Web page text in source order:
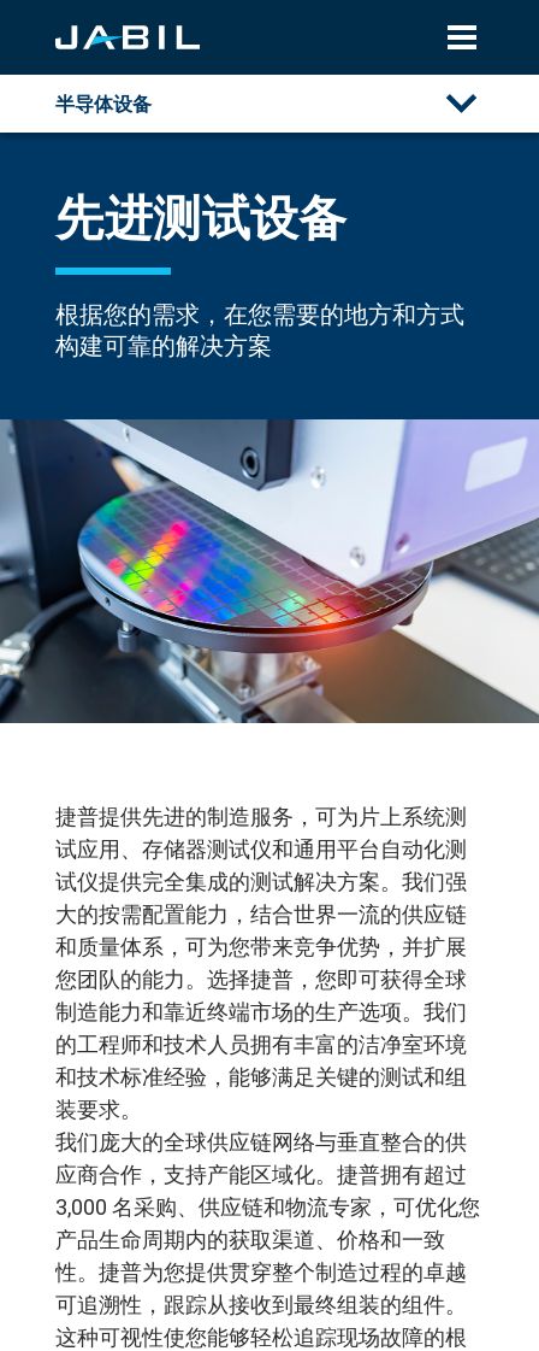
半导体设备
先进测试设备
晶圆制造设备
先进测试设备
根据您的需求，在您需要的地方和方式
构建可靠的解决方案
捷普提供先进的制造服务，可为片上系统测
试应用、存储器测试仪和通用平台自动化测
试仪提供完全集成的测试解决方案。我们强
大的按需配置能力，结合世界一流的供应链
和质量体系，可为您带来竞争优势，并扩展
您团队的能力。选择捷普，您即可获得全球
制造能力和靠近终端市场的生产选项。我们
的工程师和技术人员拥有丰富的洁净室环境
和技术标准经验，能够满足关键的测试和组
装要求。
我们庞大的全球供应链网络与垂直整合的供
应商合作，支持产能区域化。捷普拥有超过
3,000 名采购、供应链和物流专家，可优化您
产品生命周期内的获取渠道、价格和一致
性。捷普为您提供贯穿整个制造过程的卓越
可追溯性，跟踪从接收到最终组装的组件。
这种可视性使您能够轻松追踪现场故障的根